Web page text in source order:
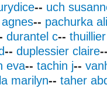
-- uch
-- pachurka
durantel c--
-- duplessier claire
eva-- tachin j--
marilyn-- taher